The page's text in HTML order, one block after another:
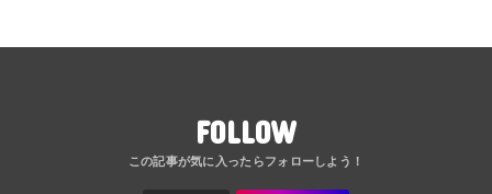
FOLLOW